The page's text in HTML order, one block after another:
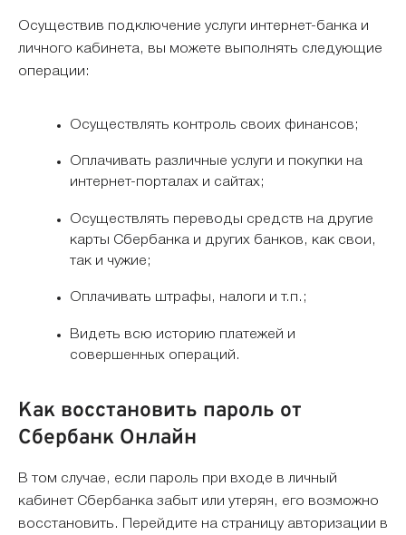
Осуществив подключение услуги интернет-банка и
личного кабинета, вы можете выполнять следующие
операции:
Осуществлять контроль своих финансов;
Оплачивать различные услуги и покупки на
интернет-порталах и сайтах;
Осуществлять переводы средств на другие
карты Сбербанка и других банков, как свои,
так и чужие;
Оплачивать штрафы, налоги и т.п.;
Видеть всю историю платежей и
совершенных операций.
Как восстановить пароль от
Сбербанк Онлайн
В том случае, если пароль при входе в личный
кабинет Сбербанка забыт или утерян, его возможно
восстановить. Перейдите на страницу авторизации в